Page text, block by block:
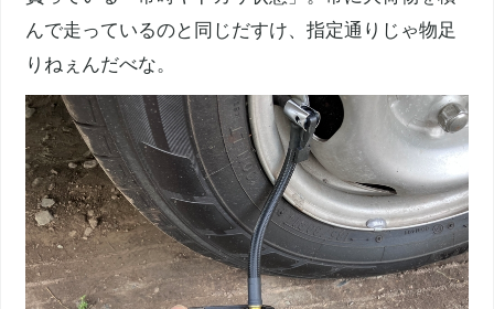
んで走っているのと同じだすけ、指定通りじゃ物足
りねぇんだべな。